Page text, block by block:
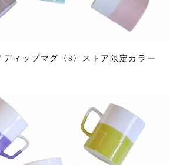
ィップマグ〈S〉ストア限定カラー